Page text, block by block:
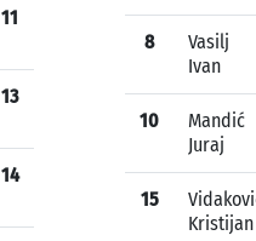
11
13
14
8
Vasilj
Ivan
10
Mandić
Juraj
15
Kristijan